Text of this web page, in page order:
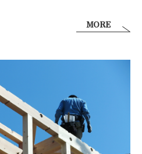
MORE